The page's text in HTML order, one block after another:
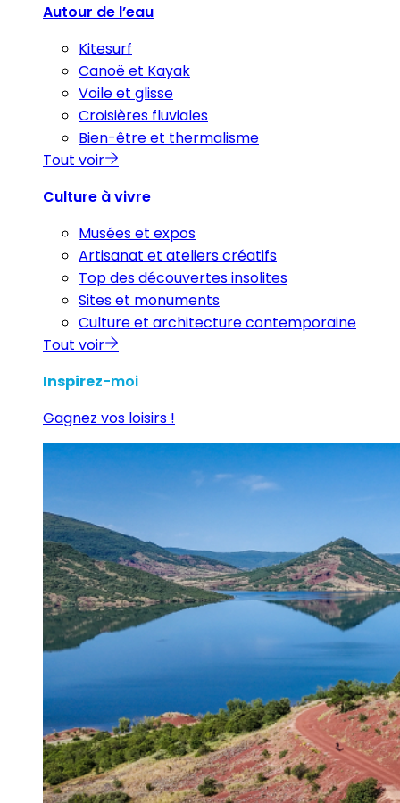
Autour de l’eau
Kitesurf
Canoë et Kayak
Voile et glisse
Croisières fluviales
Bien-être et thermalisme
Tout voir
Culture à vivre
Musées et expos
Artisanat et ateliers créatifs
Top des découvertes insolites
Sites et monuments
Culture et architecture contemporaine
Tout voir
Inspirez-moi
Gagnez vos loisirs !